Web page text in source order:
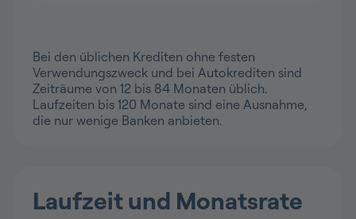
Bei den üblichen Krediten ohne festen
Verwendungszweck und bei Autokrediten sind
Zeiträume von 12 bis 84 Monaten üblich.
Laufzeiten bis 120 Monate sind eine Ausnahme,
die nur wenige Banken anbieten.
Laufzeit und Monatsrate